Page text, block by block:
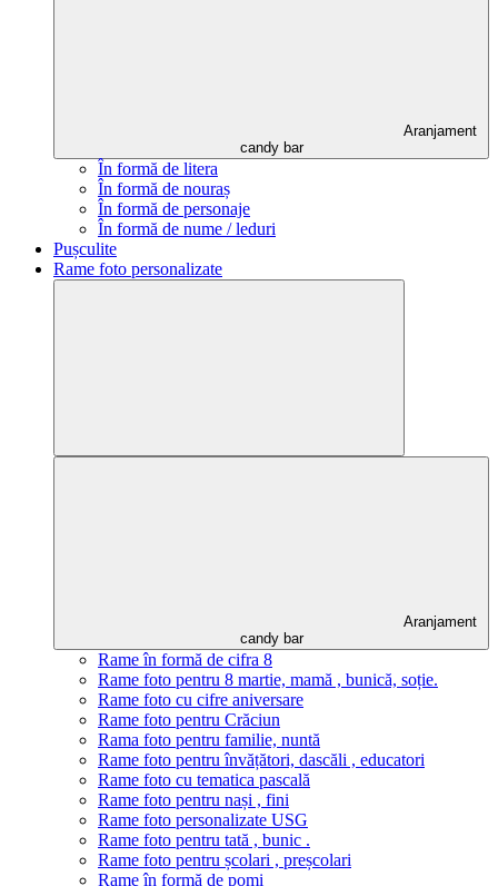
Aranjament
candy bar
În formă de litera
În formă de nouraș
În formă de personaje
În formă de nume / leduri
Pușculite
Rame foto personalizate
Aranjament
candy bar
Rame în formă de cifra 8
Rame foto pentru 8 martie, mamă , bunică, soție.
Rame foto cu cifre aniversare
Rame foto pentru Crăciun
Rama foto pentru familie, nuntă
Rame foto pentru învățători, dascăli , educatori
Rame foto cu tematica pascală
Rame foto pentru nași , fini
Rame foto personalizate USG
Rame foto pentru tată , bunic .
Rame foto pentru școlari , preșcolari
Rame în formă de pomi